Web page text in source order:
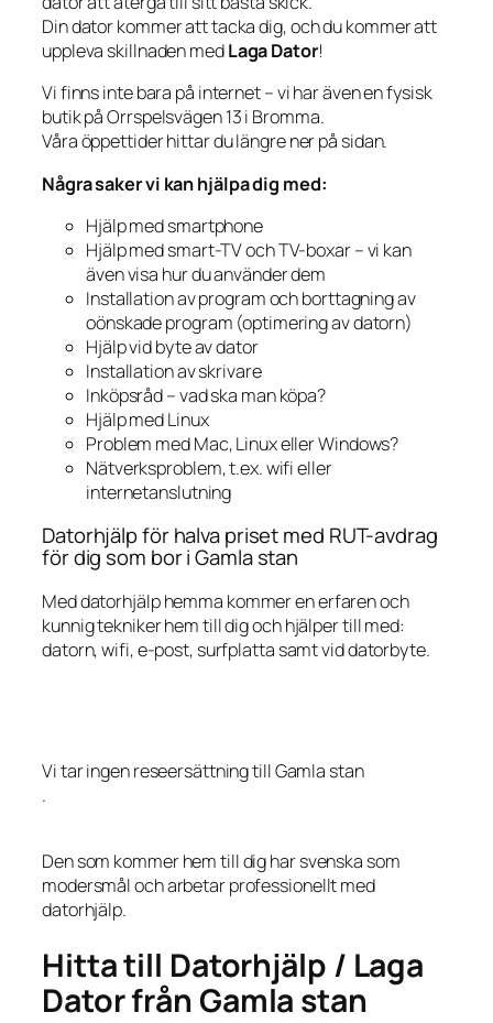
Din dator kommer att tacka dig, och du kommer att
uppleva skillnaden medLaga Dator!
Vi finns inte bara på internet – vi har även en fysisk
butik på Orrspelsvägen 13 i Bromma.
Våra öppettider hittar du längre ner på sidan.
Några saker vi kan hjälpa dig med:
Hjälp med smartphone
Hjälp med smart-TV och TV-boxar – vi kan
även visa hur du använder dem
Installation av program och borttagning av
oönskade program (optimering av datorn)
Hjälp vid byte av dator
Installation av skrivare
Inköpsråd – vad ska man köpa?
Hjälp med Linux
Problem med Mac, Linux eller Windows?
Nätverksproblem, t.ex. wifi eller
internetanslutning
Datorhjälp för halva priset med RUT-avdrag
för dig som bor i Gamla stan
Med datorhjälp hemma kommer en erfaren och
kunnig tekniker hem till dig och hjälper till med:
datorn, wifi, e-post, surfplatta samt vid datorbyte.
Vi tar ingen reseersättning till Gamla stan
.
Den som kommer hem till dig har svenska som
modersmål och arbetar professionellt med
datorhjälp.
Hitta till Datorhjälp / Laga
Dator från Gamla stan